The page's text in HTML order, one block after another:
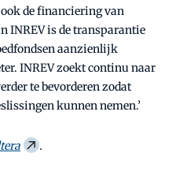
de financiering van
INREV is de transparantie
aanzienlijk
INREV zoekt continu naar
te bevorderen zodat
kunnen nemen.’
.